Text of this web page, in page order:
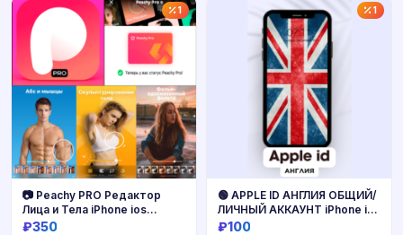
Купить Купить
1
📷 Peachy PRO Редактор
Лица и Тела iPhone ios
AppStore
₽350
1
🟢 APPLE ID АНГЛИЯ ОБЩИЙ/
ЛИЧНЫЙ АККАУНТ iPhone ios
AppStore GB
₽100